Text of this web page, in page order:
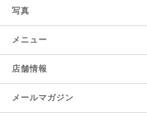
写真
メニュー
店舗情報
メールマガジン